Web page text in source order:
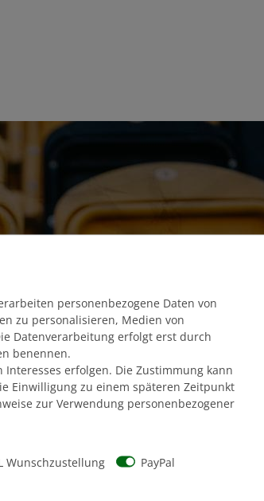
personenbezogene Daten von
zu personalisieren, Medien von
Datenverarbeitung erfolgt erst durch
benennen.
erfolgen. Die Zustimmung kann
Einwilligung zu einem späteren Zeitpunkt
zur Verwendung personenbezogener
Wunschzustellung PayPal